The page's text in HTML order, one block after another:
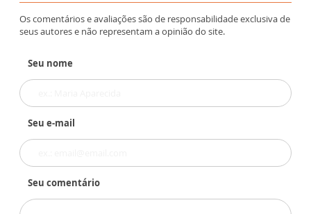
Os comentários e avaliações são de responsabilidade exclusiva de
seus autores e não representam a opinião do site.
Seu nome
Seu e-mail
Seu comentário